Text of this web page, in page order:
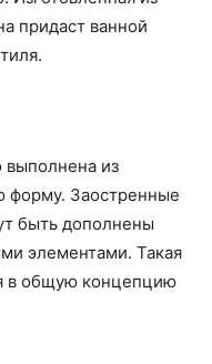
придаст ванной
выполнена из
форму. Заостренные
быть дополнены
элементами. Такая
в общую концепцию